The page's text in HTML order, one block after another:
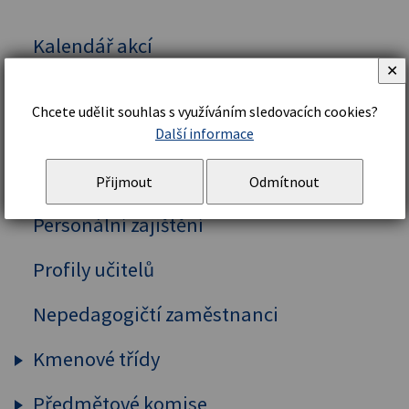
Kalendář akcí
Organizační řád a struktura
Školní řád
Personální zajištění
Profily učitelů
Nepedagogičtí zaměstnanci
Kmenové třídy
Prima
Chcete udělit souhlas s využíváním sledovacích cookies?
Další informace
Přijmout Odmítnout
✕